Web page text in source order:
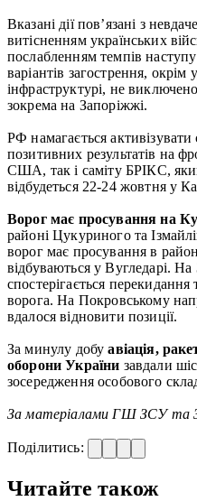
Вказані дії пов’язані з
витісненням українських
послабленням темпів
варіантів загострення, окрім
інфраструктурі, не виключено
зокрема на Запоріжжі.
РФ намагається
позитивних результатів на
США, так і саміту БРІКС,
відбудеться 22-24 жовтня у
Ворог має просування на
районі Цукуриного та
ворог має просування в
відбуваються у Вугледарі.
спостерігається
ворога. На Покровському
вдалося відновити позиції.
За минулу добуавіація,
оборони України завдали
зосередження особового
За матеріалами ГШ ЗСУ та
Поділитись:
Читайте також